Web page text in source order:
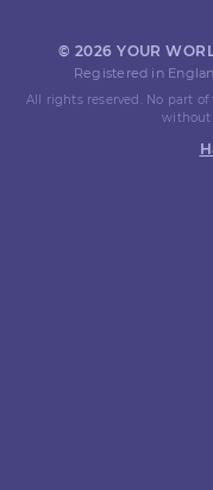
© 2026 YOUR
Registered in
All rights reserved. No part
without